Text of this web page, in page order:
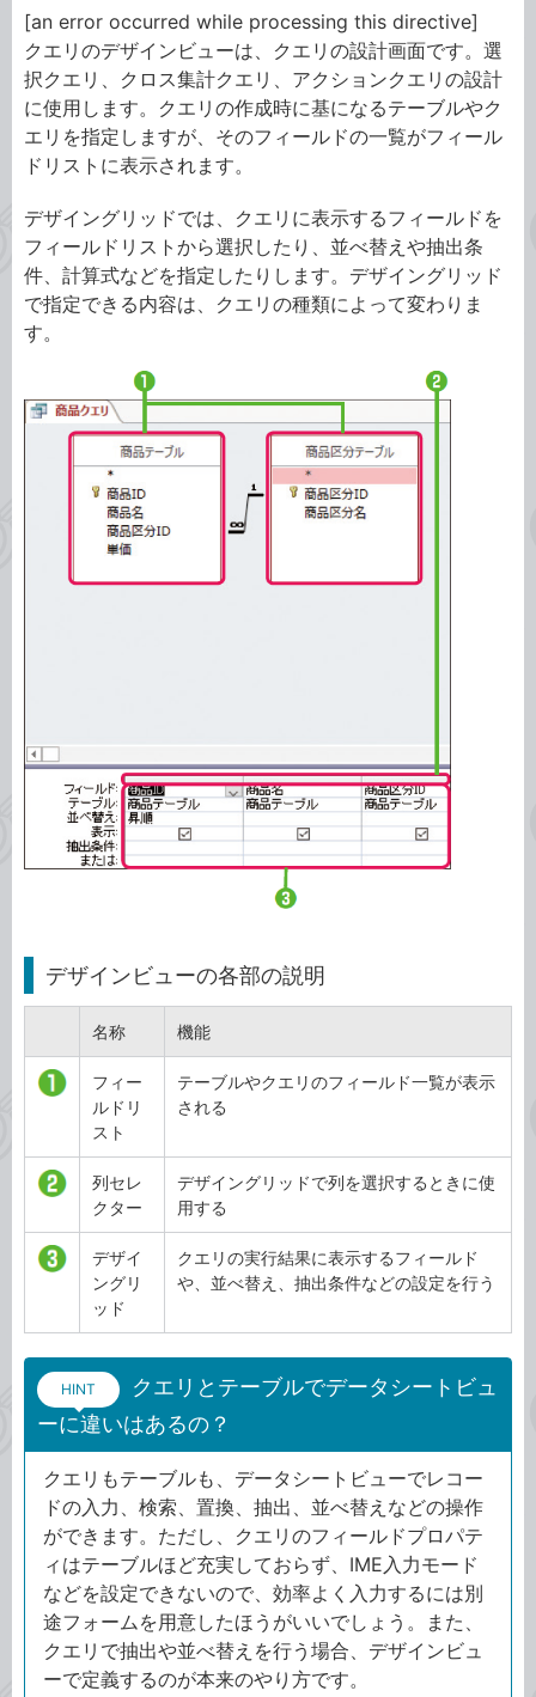
[an error occurred while processing this directive]
クエリのデザインビューは、クエリの設計画面です。選
択クエリ、クロス集計クエリ、アクションクエリの設計
に使用します。クエリの作成時に基になるテーブルやク
エリを指定しますが、そのフィールドの一覧がフィール
ドリストに表示されます。
デザイングリッドでは、クエリに表示するフィールドを
フィールドリストから選択したり、並べ替えや抽出条
件、計算式などを指定したりします。デザイングリッド
で指定できる内容は、クエリの種類によって変わりま
す。
デザインビューの各部の説明
名称 機能
フィー
ルドリ
スト
テーブルやクエリのフィールド一覧が表示
される
列セレ
クター
デザイングリッドで列を選択するときに使
用する
デザイ
ングリ
ッド
クエリの実行結果に表示するフィールド
や、並べ替え、抽出条件などの設定を行う
HINT
クエリとテーブルでデータシートビュ
ーに違いはあるの？
クエリもテーブルも、データシートビューでレコー
ドの入力、検索、置換、抽出、並べ替えなどの操作
ができます。ただし、クエリのフィールドプロパテ
ィはテーブルほど充実しておらず、IME入力モード
などを設定できないので、効率よく入力するには別
途フォームを用意したほうがいいでしょう。また、
クエリで抽出や並べ替えを行う場合、デザインビュ
ーで定義するのが本来のやり方です。